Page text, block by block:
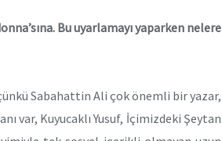
Bu uyarlamayı yaparken nelere
Sabahattin Ali çok önemli bir yazar,
var, Kuyucaklı Yusuf, İçimizdeki Şeytan